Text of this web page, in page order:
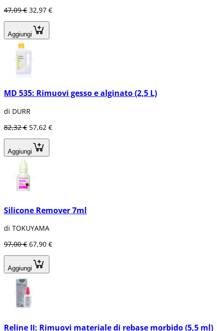
47,09 € 32,97 €
Aggiungi
MD 535: Rimuovi gesso e alginato (2,5 L)
di DURR
82,32 € 57,62 €
Aggiungi
Silicone Remover 7ml
di TOKUYAMA
97,00 € 67,90 €
Aggiungi
Reline II: Rimuovi materiale di rebase morbido (5,5 ml)